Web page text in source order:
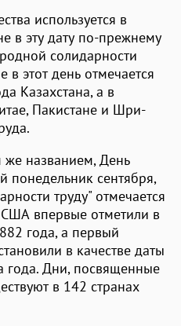
используется в
в эту дату по-прежнему
солидарности
в этот день отмечается
Казахстана, а в
Пакистане и Шри-
названием, День
понедельник сентября,
труду" отмечается
впервые отметили в
года, а первый
в качестве даты
года. Дни, посвященные
в 142 странах